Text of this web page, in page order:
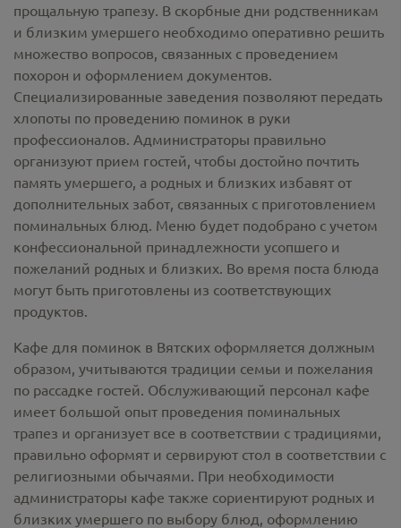
прощальную трапезу. В скорбные дни родственникам
и близким умершего необходимо оперативно решить
множество вопросов, связанных с проведением
похорон и оформлением документов.
Специализированные заведения позволяют передать
хлопоты по проведению поминок в руки
профессионалов. Администраторы правильно
организуют прием гостей, чтобы достойно почтить
память умершего, а родных и близких избавят от
дополнительных забот, связанных с приготовлением
поминальных блюд. Меню будет подобрано с учетом
конфессиональной принадлежности усопшего и
пожеланий родных и близких. Во время поста блюда
могут быть приготовлены из соответствующих
продуктов.
Кафе для поминок в Вятских оформляется должным
образом, учитываются традиции семьи и пожелания
по рассадке гостей. Обслуживающий персонал кафе
имеет большой опыт проведения поминальных
трапез и организует все в соответствии с традициями,
правильно оформят и сервируют стол в соответствии с
религиозными обычаями. При необходимости
администраторы кафе также сориентируют родных и
близких умершего по выбору блюд, оформлению